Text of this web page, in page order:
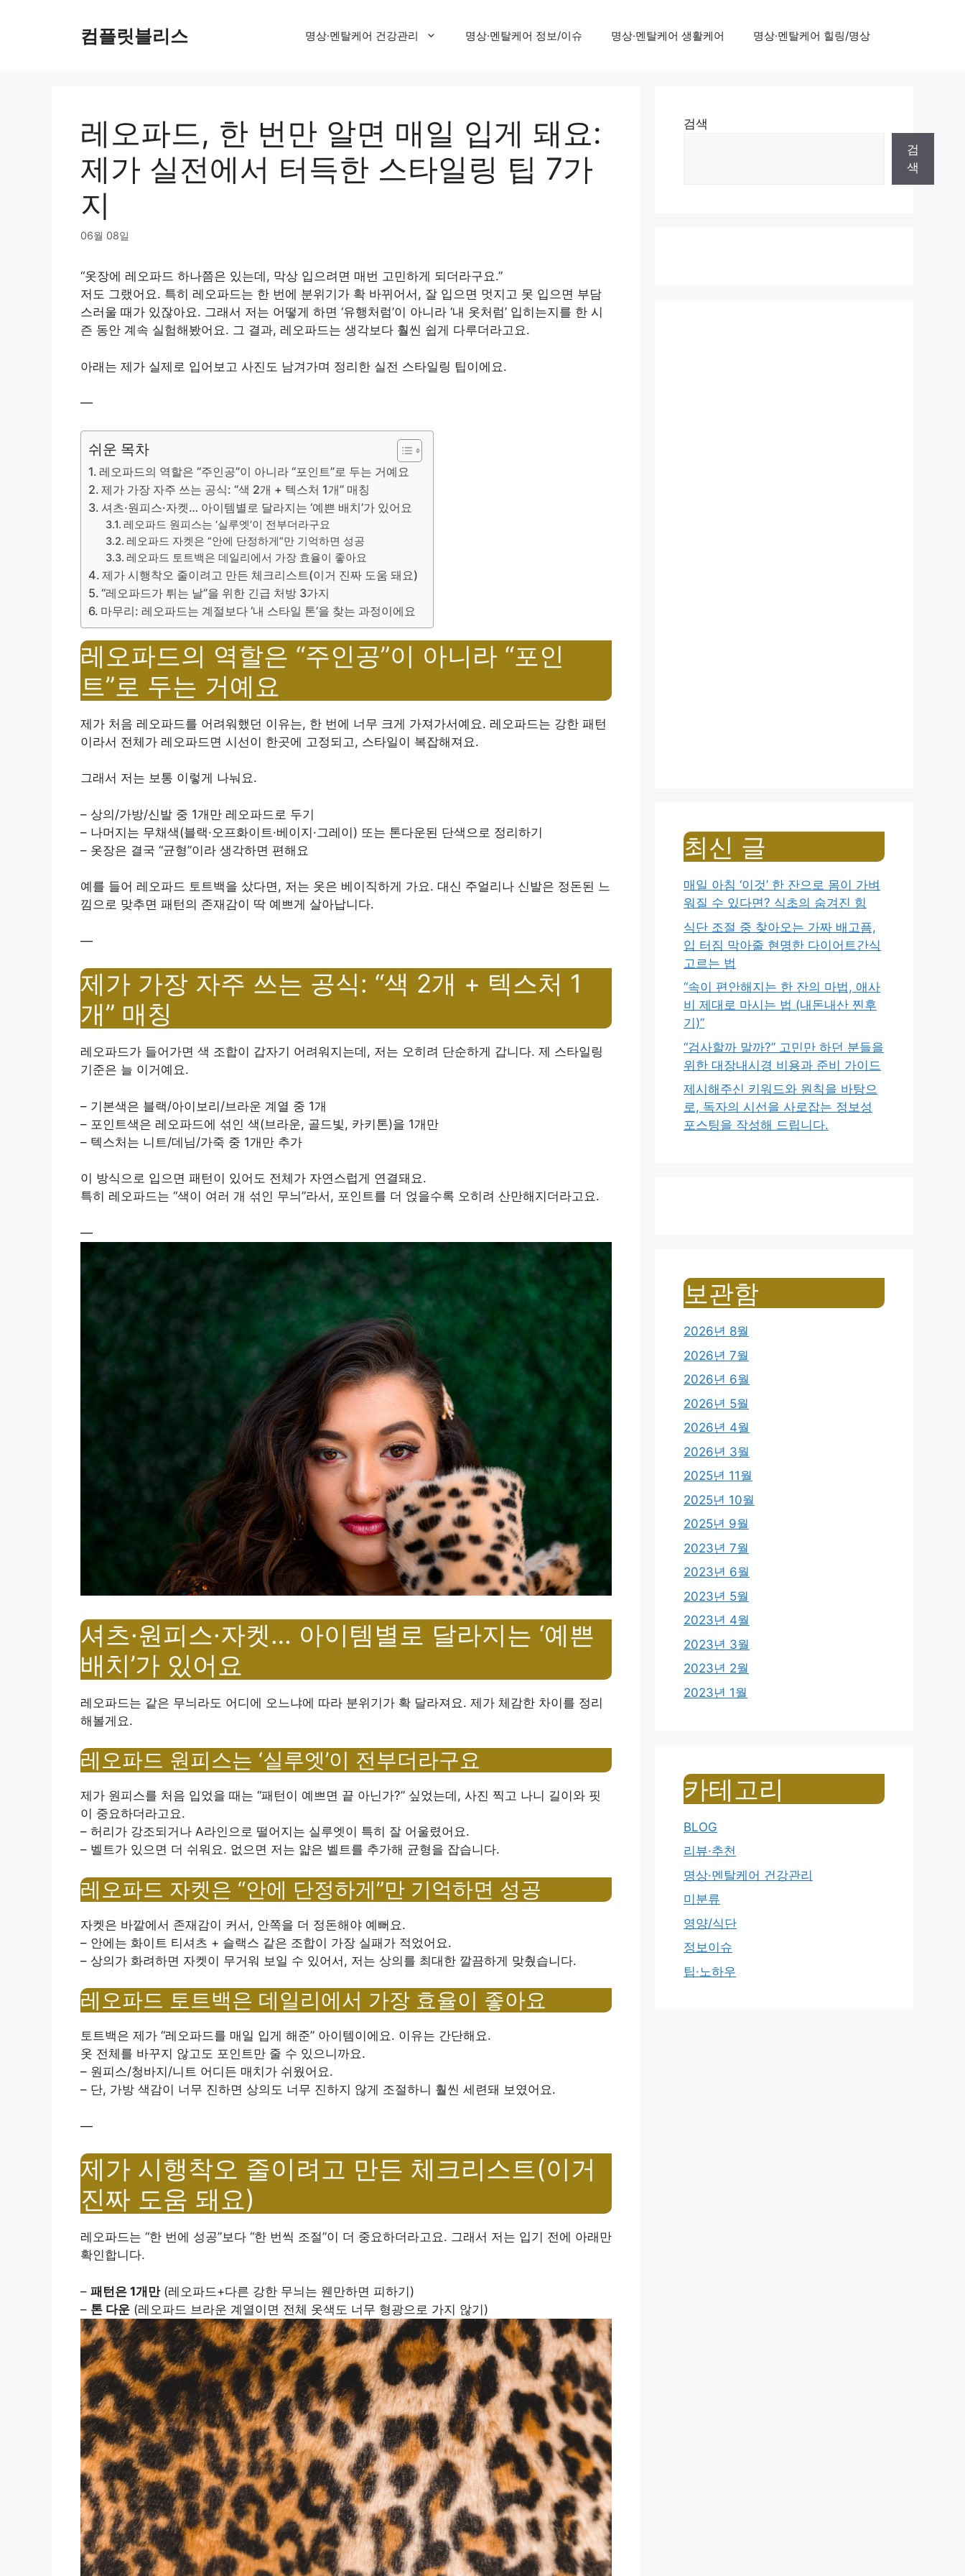
컴플릿블리스 명상·멘탈케어 건강관리 명상·멘탈케어 정보/이슈 명상·멘탈케어 생활케어 명상·멘탈케어 힐링/명상
레오파드, 한 번만 알면 매일 입게 돼요:
제가 실전에서 터득한 스타일링 팁 7가
지
06월 08일
“옷장에 레오파드 하나쯤은 있는데, 막상 입으려면 매번 고민하게 되더라구요.”
저도 그랬어요. 특히 레오파드는 한 번에 분위기가 확 바뀌어서, 잘 입으면 멋지고 못 입으면 부담
스러울 때가 있잖아요. 그래서 저는 어떻게 하면 ‘유행처럼’이 아니라 ‘내 옷처럼’ 입히는지를 한 시
즌 동안 계속 실험해봤어요. 그 결과, 레오파드는 생각보다 훨씬 쉽게 다루더라고요.
아래는 제가 실제로 입어보고 사진도 남겨가며 정리한 실전 스타일링 팁이에요.
—
쉬운 목차
레오파드의 역할은 “주인공”이 아니라 “포인트”로 두는 거예요
제가 가장 자주 쓰는 공식: “색 2개 + 텍스처 1개” 매칭
셔츠·원피스·자켓… 아이템별로 달라지는 ‘예쁜 배치’가 있어요
레오파드 원피스는 ‘실루엣’이 전부더라구요
레오파드 자켓은 “안에 단정하게”만 기억하면 성공
레오파드 토트백은 데일리에서 가장 효율이 좋아요
제가 시행착오 줄이려고 만든 체크리스트(이거 진짜 도움 돼요)
“레오파드가 튀는 날”을 위한 긴급 처방 3가지
마무리: 레오파드는 계절보다 ‘내 스타일 톤’을 찾는 과정이에요
레오파드의 역할은 “주인공”이 아니라 “포인
트”로 두는 거예요
제가 처음 레오파드를 어려워했던 이유는, 한 번에 너무 크게 가져가서예요. 레오파드는 강한 패턴
이라서 전체가 레오파드면 시선이 한곳에 고정되고, 스타일이 복잡해져요.
그래서 저는 보통 이렇게 나눠요.
– 상의/가방/신발 중 1개만 레오파드로 두기
– 나머지는 무채색(블랙·오프화이트·베이지·그레이) 또는 톤다운된 단색으로 정리하기
– 옷장은 결국 “균형”이라 생각하면 편해요
예를 들어 레오파드 토트백을 샀다면, 저는 옷은 베이직하게 가요. 대신 주얼리나 신발은 정돈된 느
낌으로 맞추면 패턴의 존재감이 딱 예쁘게 살아납니다.
—
제가 가장 자주 쓰는 공식: “색 2개 + 텍스처 1
개” 매칭
레오파드가 들어가면 색 조합이 갑자기 어려워지는데, 저는 오히려 단순하게 갑니다. 제 스타일링
기준은 늘 이거예요.
– 기본색은 블랙/아이보리/브라운 계열 중 1개
– 포인트색은 레오파드에 섞인 색(브라운, 골드빛, 카키톤)을 1개만
– 텍스처는 니트/데님/가죽 중 1개만 추가
이 방식으로 입으면 패턴이 있어도 전체가 자연스럽게 연결돼요.
특히 레오파드는 “색이 여러 개 섞인 무늬”라서, 포인트를 더 얹을수록 오히려 산만해지더라고요.
—
셔츠·원피스·자켓… 아이템별로 달라지는 ‘예쁜
배치’가 있어요
레오파드는 같은 무늬라도 어디에 오느냐에 따라 분위기가 확 달라져요. 제가 체감한 차이를 정리
해볼게요.
레오파드 원피스는 ‘실루엣’이 전부더라구요
제가 원피스를 처음 입었을 때는 “패턴이 예쁘면 끝 아닌가?” 싶었는데, 사진 찍고 나니 길이와 핏
이 중요하더라고요.
– 허리가 강조되거나 A라인으로 떨어지는 실루엣이 특히 잘 어울렸어요.
– 벨트가 있으면 더 쉬워요. 없으면 저는 얇은 벨트를 추가해 균형을 잡습니다.
레오파드 자켓은 “안에 단정하게”만 기억하면 성공
자켓은 바깥에서 존재감이 커서, 안쪽을 더 정돈해야 예뻐요.
– 안에는 화이트 티셔츠 + 슬랙스 같은 조합이 가장 실패가 적었어요.
– 상의가 화려하면 자켓이 무거워 보일 수 있어서, 저는 상의를 최대한 깔끔하게 맞췄습니다.
레오파드 토트백은 데일리에서 가장 효율이 좋아요
토트백은 제가 “레오파드를 매일 입게 해준” 아이템이에요. 이유는 간단해요.
옷 전체를 바꾸지 않고도 포인트만 줄 수 있으니까요.
– 원피스/청바지/니트 어디든 매치가 쉬웠어요.
– 단, 가방 색감이 너무 진하면 상의도 너무 진하지 않게 조절하니 훨씬 세련돼 보였어요.
—
제가 시행착오 줄이려고 만든 체크리스트(이거
진짜 도움 돼요)
레오파드는 “한 번에 성공”보다 “한 번씩 조절”이 더 중요하더라고요. 그래서 저는 입기 전에 아래만
확인합니다.
– 패턴은 1개만(레오파드+다른 강한 무늬는 웬만하면 피하기)
– 톤 다운 (레오파드 브라운 계열이면 전체 옷색도 너무 형광으로 가지 않기)
검색
검
색
최신 글
매일 아침 ‘이것’ 한 잔으로 몸이 가벼
워질 수 있다면? 식초의 숨겨진 힘
식단 조절 중 찾아오는 가짜 배고픔,
입 터짐 막아줄 현명한 다이어트간식
고르는 법
“속이 편안해지는 한 잔의 마법, 애사
비 제대로 마시는 법 (내돈내산 찐후
기)”
“검사할까 말까?” 고민만 하던 분들을
위한 대장내시경 비용과 준비 가이드
제시해주신 키워드와 원칙을 바탕으
로, 독자의 시선을 사로잡는 정보성
포스팅을 작성해 드립니다.
보관함
2026년 8월
2026년 7월
2026년 6월
2026년 5월
2026년 4월
2026년 3월
2025년 11월
2025년 10월
2025년 9월
2023년 7월
2023년 6월
2023년 5월
2023년 4월
2023년 3월
2023년 2월
2023년 1월
카테고리
BLOG
리뷰·추천
명상·멘탈케어 건강관리
미분류
영양/식단
정보이슈
팁·노하우